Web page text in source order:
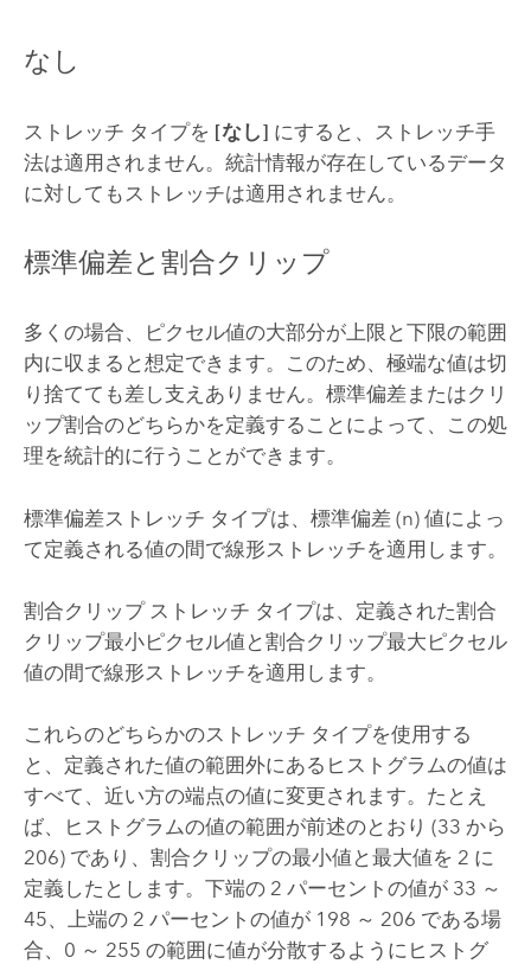
なし
ストレッチ タイプを [なし] にすると、ストレッチ手
法は適用されません。統計情報が存在しているデータ
に対してもストレッチは適用されません。
標準偏差と割合クリップ
多くの場合、ピクセル値の大部分が上限と下限の範囲
内に収まると想定できます。このため、極端な値は切
り捨てても差し支えありません。標準偏差またはクリ
ップ割合のどちらかを定義することによって、この処
理を統計的に行うことができます。
標準偏差ストレッチ タイプは、標準偏差 (n) 値によっ
て定義される値の間で線形ストレッチを適用します。
割合クリップ ストレッチ タイプは、定義された割合
クリップ最小ピクセル値と割合クリップ最大ピクセル
値の間で線形ストレッチを適用します。
これらのどちらかのストレッチ タイプを使用する
と、定義された値の範囲外にあるヒストグラムの値は
すべて、近い方の端点の値に変更されます。たとえ
ば、ヒストグラムの値の範囲が前述のとおり (33 から
206) であり、割合クリップの最小値と最大値を 2 に
定義したとします。下端の 2 パーセントの値が 33 ～
45、上端の 2 パーセントの値が 198 ～ 206 である場
合、0 ～ 255 の範囲に値が分散するようにヒストグ